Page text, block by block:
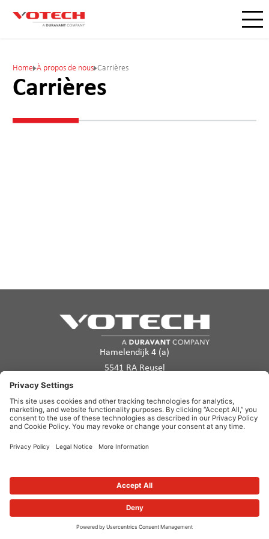
Home À propos de nous Carrières
Carrières
Hamelendijk 4 (a)
5541 RA Reusel
info@votech.com
+32 2 555 11 70
Politique de confidentialitéConditions d’utilisation
Politique en matière de cookiesAvertissement
Copyright ©2026. Votech. All rights reserved.